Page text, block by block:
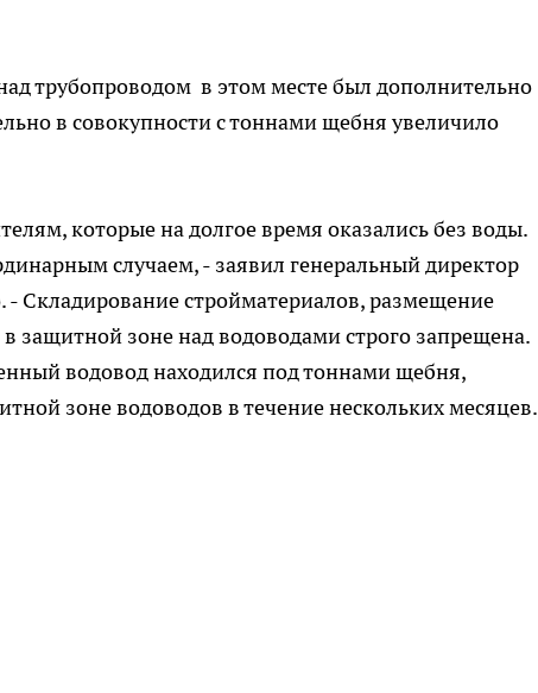
трубопроводом в этом месте был дополнительно
в совокупности с тоннами щебня увеличило
которые на долгое время оказались без воды.
случаем, - заявил генеральный директор
стройматериалов, размещение
защитной зоне над водоводами строго запрещена.
водовод находился под тоннами щебня,
зоне водоводов в течение нескольких месяцев.